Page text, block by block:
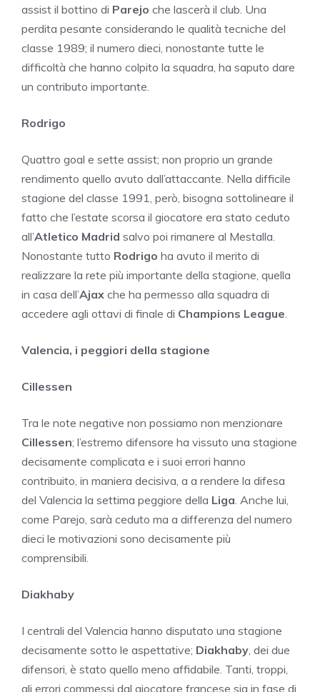
assist il bottino di Parejo che lascerà il club. Una
perdita pesante considerando le qualità tecniche del
classe 1989; il numero dieci, nonostante tutte le
difficoltà che hanno colpito la squadra, ha saputo dare
un contributo importante.
Rodrigo
Quattro goal e sette assist; non proprio un grande
rendimento quello avuto dall’attaccante. Nella difficile
stagione del classe 1991, però, bisogna sottolineare il
fatto che l’estate scorsa il giocatore era stato ceduto
all’Atletico Madrid salvo poi rimanere al Mestalla.
Nonostante tutto Rodrigo ha avuto il merito di
realizzare la rete più importante della stagione, quella
in casa dell’Ajax che ha permesso alla squadra di
accedere agli ottavi di finale di Champions League.
Valencia, i peggiori della stagione
Cillessen
Tra le note negative non possiamo non menzionare
Cillessen; l’estremo difensore ha vissuto una stagione
decisamente complicata e i suoi errori hanno
contribuito, in maniera decisiva, a a rendere la difesa
del Valencia la settima peggiore della Liga. Anche lui,
come Parejo, sarà ceduto ma a differenza del numero
dieci le motivazioni sono decisamente più
comprensibili.
Diakhaby
I centrali del Valencia hanno disputato una stagione
decisamente sotto le aspettative; Diakhaby, dei due
difensori, è stato quello meno affidabile. Tanti, troppi,
gli errori commessi dal giocatore francese sia in fase di